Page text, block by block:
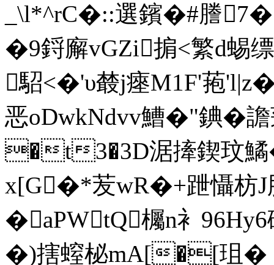
_\l*^rC�::選鑌�#謄
�9鋝廨vGZi掮<繁d
駋<�'υ樷j瘞M1F'菢
恶oDwkNdvv鰽�"錪�
�t3�3D涺撁鍥玟鱊
x[G�*苃wR�+跇懾枋
�aPWtQ欘n衤
�)搳螲柲mA[�[珇�